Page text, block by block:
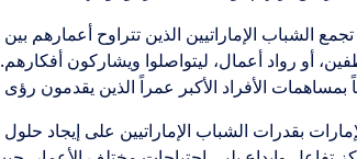
أو رواد أعمال، ليتواصلوا ويشاركون
بمساهمات الأفراد الأكبر عمراً الذين يقدمون
بقدرات الشباب الإماراتيين على إيجاد حلول